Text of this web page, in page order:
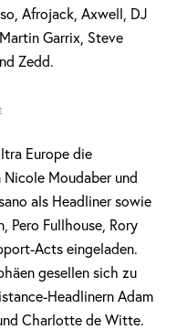
Afrojack, Axwell, DJ
Garrix, Steve
Zedd.
Europe die
Moudaber und
als Headliner sowie
Pero Fullhouse, Rory
Acts eingeladen.
gesellen sich zu
Headlinern Adam
Charlotte de Witte.